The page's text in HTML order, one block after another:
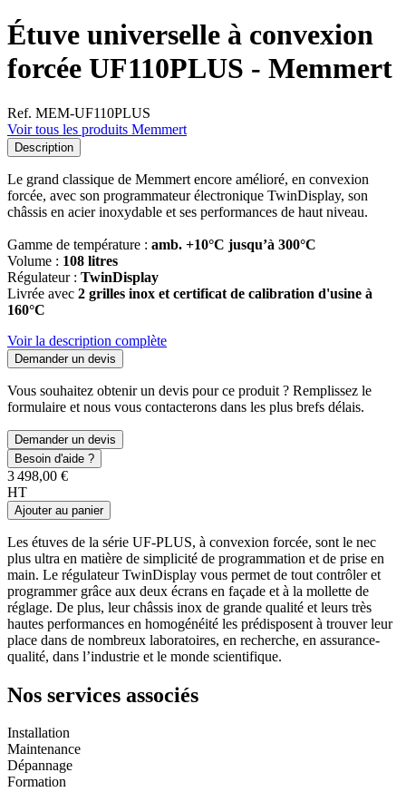
Étuve universelle à convexion
forcée UF110PLUS - Memmert
Ref. MEM-UF110PLUS
Voir tous les produits Memmert
Description
Le grand classique de Memmert encore amélioré, en convexion
forcée, avec son programmateur électronique TwinDisplay, son
châssis en acier inoxydable et ses performances de haut niveau.
Gamme de température : amb. +10°C jusqu’à 300°C
Volume : 108 litres
Régulateur : TwinDisplay
Livrée avec 2 grilles inox et certificat de calibration d'usine à
160°C
Voir la description complète
Demander un devis
Vous souhaitez obtenir un devis pour ce produit ? Remplissez le
formulaire et nous vous contacterons dans les plus brefs délais.
Demander un devis
Besoin d'aide ?
3 498,00 €
HT
Ajouter au panier
Les étuves de la série UF-PLUS, à convexion forcée, sont le nec
plus ultra en matière de simplicité de programmation et de prise en
main. Le régulateur TwinDisplay vous permet de tout contrôler et
programmer grâce aux deux écrans en façade et à la mollette de
réglage. De plus, leur châssis inox de grande qualité et leurs très
hautes performances en homogénéité les prédisposent à trouver leur
place dans de nombreux laboratoires, en recherche, en assurance-
qualité, dans l’industrie et le monde scientifique.
Nos services associés
Installation
Maintenance
Dépannage
Formation